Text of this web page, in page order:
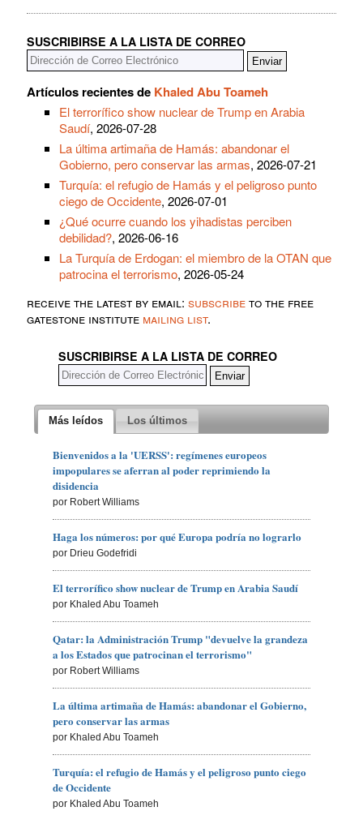
SUSCRIBIRSE A LA LISTA DE CORREO
Artículos recientes de Khaled Abu Toameh
El terrorífico show nuclear de Trump en Arabia
Saudí, 2026-07-28
La última artimaña de Hamás: abandonar el
Gobierno, pero conservar las armas, 2026-07-21
Turquía: el refugio de Hamás y el peligroso punto
ciego de Occidente, 2026-07-01
¿Qué ocurre cuando los yihadistas perciben
debilidad?, 2026-06-16
La Turquía de Erdogan: el miembro de la OTAN que
patrocina el terrorismo, 2026-05-24
receive the latest by email: subscribeto the free
gatestone institute mailing list.
SUSCRIBIRSE A LA LISTA DE CORREO
Más leídos Los últimos
Bienvenidos a la 'UERSS': regímenes europeos
impopulares se aferran al poder reprimiendo la
disidencia
por Robert Williams
Haga los números: por qué Europa podría no lograrlo
por Drieu Godefridi
El terrorífico show nuclear de Trump en Arabia Saudí
por Khaled Abu Toameh
Qatar: la Administración Trump "devuelve la grandeza
a los Estados que patrocinan el terrorismo"
por Robert Williams
La última artimaña de Hamás: abandonar el Gobierno,
pero conservar las armas
por Khaled Abu Toameh
Turquía: el refugio de Hamás y el peligroso punto ciego
de Occidente
por Khaled Abu Toameh